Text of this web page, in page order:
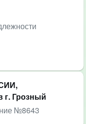
г. Грозный
№8643